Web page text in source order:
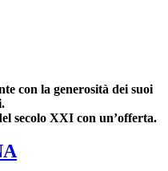
con la generosità dei suoi
secolo XXI con un’offerta.